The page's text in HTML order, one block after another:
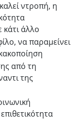
ντροπή, η
άλλο
να παραμείνει
από τη
της